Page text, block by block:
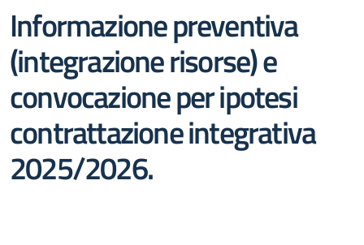
Informazione preventiva
(integrazione risorse) e
convocazione per ipotesi
contrattazione integrativa
2025/2026.